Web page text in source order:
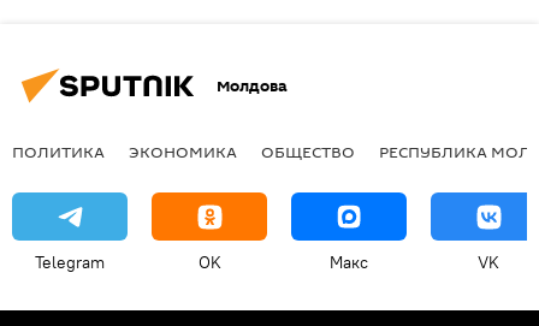
Молдова
ПОЛИТИКА ЭКОНОМИКА ОБЩЕСТВО РЕСПУБЛИКА
Telegram OK Макс VK